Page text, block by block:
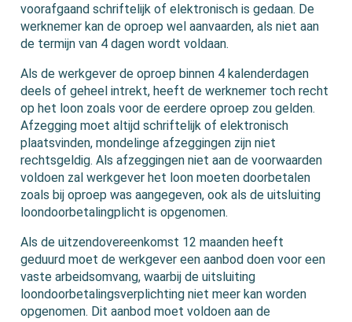
voorafgaand schriftelijk of elektronisch is gedaan. De
werknemer kan de oproep wel aanvaarden, als niet aan
de termijn van 4 dagen wordt voldaan.
Als de werkgever de oproep binnen 4 kalenderdagen
deels of geheel intrekt, heeft de werknemer toch recht
op het loon zoals voor de eerdere oproep zou gelden.
Afzegging moet altijd schriftelijk of elektronisch
plaatsvinden, mondelinge afzeggingen zijn niet
rechtsgeldig. Als afzeggingen niet aan de voorwaarden
voldoen zal werkgever het loon moeten doorbetalen
zoals bij oproep was aangegeven, ook als de uitsluiting
loondoorbetalingplicht is opgenomen.
Als de uitzendovereenkomst 12 maanden heeft
geduurd moet de werkgever een aanbod doen voor een
vaste arbeidsomvang, waarbij de uitsluiting
loondoorbetalingsverplichting niet meer kan worden
opgenomen. Dit aanbod moet voldoen aan de